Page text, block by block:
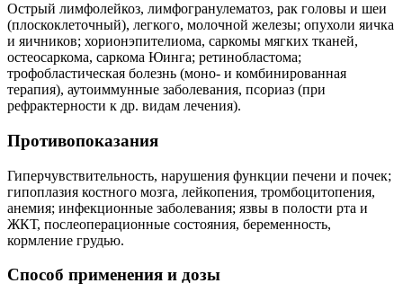
Острый лимфолейкоз, лимфогранулематоз, рак головы и шеи
(плоскоклеточный), легкого, молочной железы; опухоли яичка
и яичников; хорионэпителиома, саркомы мягких тканей,
остеосаркома, саркома Юинга; ретинобластома;
трофобластическая болезнь (моно- и комбинированная
терапия), аутоиммунные заболевания, псориаз (при
рефрактерности к др. видам лечения).
Противопоказания
Гиперчувствительность, нарушения функции печени и почек;
гипоплазия костного мозга, лейкопения, тромбоцитопения,
анемия; инфекционные заболевания; язвы в полости рта и
ЖКТ, послеоперационные состояния, беременность,
кормление грудью.
Способ применения и дозы